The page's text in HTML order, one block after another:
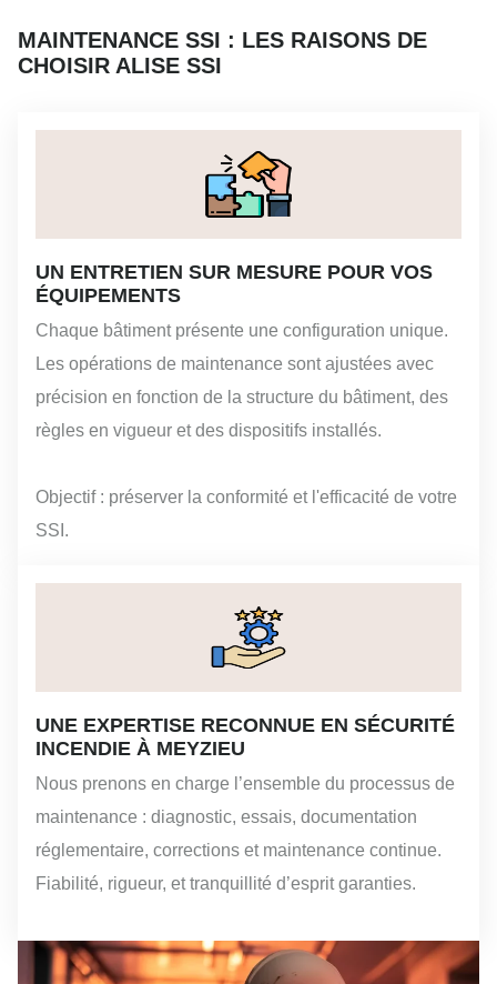
MAINTENANCE SSI : LES RAISONS DE
CHOISIR ALISE SSI
UN ENTRETIEN SUR MESURE POUR VOS
ÉQUIPEMENTS
Chaque bâtiment présente une configuration unique.
Les opérations de maintenance sont ajustées avec
précision en fonction de la structure du bâtiment, des
règles en vigueur et des dispositifs installés.
Objectif : préserver la conformité et l'efficacité de votre
SSI.
UNE EXPERTISE RECONNUE EN SÉCURITÉ
INCENDIE À MEYZIEU
Nous prenons en charge l’ensemble du processus de
maintenance : diagnostic, essais, documentation
réglementaire, corrections et maintenance continue.
Fiabilité, rigueur, et tranquillité d’esprit garanties.